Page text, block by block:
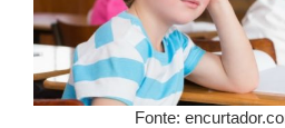
Fonte: